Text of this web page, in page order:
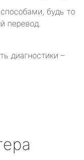
будь то
перевод.
диагностики –